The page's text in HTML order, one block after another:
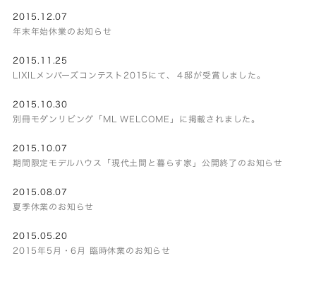
2015.12.07
年末年始休業のお知らせ
2015.11.25
LIXILメンバーズコンテスト2015にて、４邸が受賞しました。
2015.10.30
別冊モダンリビング「ML WELCOME」に掲載されました。
2015.10.07
期間限定モデルハウス「現代土間と暮らす家」公開終了のお知らせ
2015.08.07
夏季休業のお知らせ
2015.05.20
2015年5月・6月 臨時休業のお知らせ